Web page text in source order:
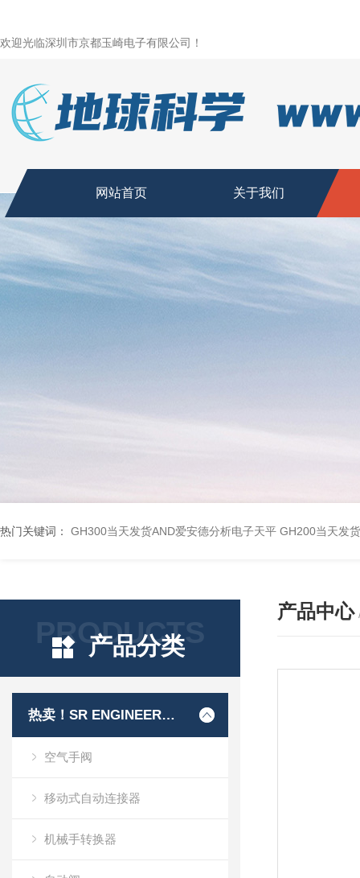
欢迎光临深圳市京都玉崎电子有限公司！
网站首页 关于我们
热门关键词： GH300当天发货AND爱安德分析电子天平 GH200当天发
PRODUCTS
产品分类
热卖！SR ENGINEER工程
空气手阀
移动式自动连接器
机械手转换器
产品中心